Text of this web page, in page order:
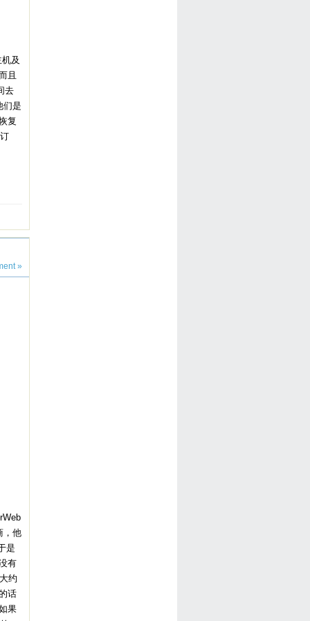
及
且
去
们是
复
»
，他
是
有
约
话
果